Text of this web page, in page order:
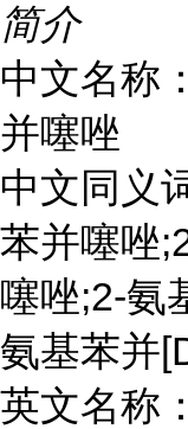
简介
中文名称
并噻唑
中文同义
苯并噻唑
噻唑;2-氨
氨基苯并
英文名称